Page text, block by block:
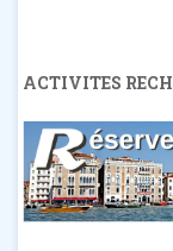
ACTIVITES